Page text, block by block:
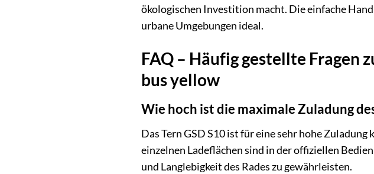
ökologischen Investition macht. Die einfache
urbane Umgebungen ideal.
FAQ – Häufig gestellte Fragen
bus yellow
Wie hoch ist die maximale Zuladung
Das Tern GSD S10 ist für eine sehr hohe
einzelnen Ladeflächen sind in der offiziellen
und Langlebigkeit des Rades zu gewährleisten.